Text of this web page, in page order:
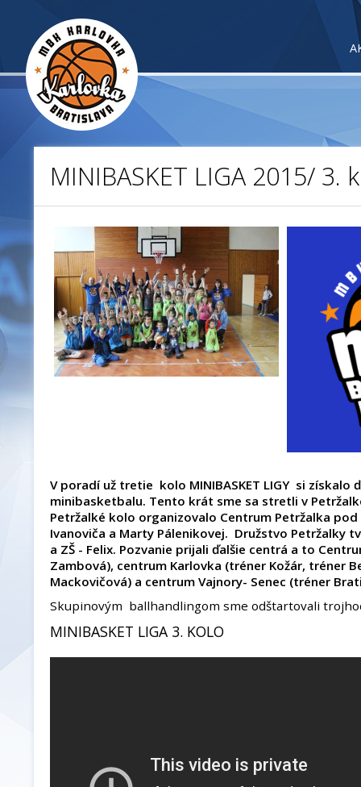
MINIBASKET LIGA 2015/ 3.
V poradí už tretie kolo MINIBASKET LIGY si získalo
minibasketbalu. Tento krát sme sa stretli v
Petržalké kolo organizovalo Centrum Petržalka
Ivanoviča a Marty Pálenikovej. Družstvo Petržalky
a ZŠ - Felix. Pozvanie prijali ďalšie centrá a to
Zambová), centrum Karlovka (tréner Kožár, tréner
Mackovičová) a centrum Vajnory- Senec (tréner
Skupinovým ballhandlingom sme odštartovali
MINIBASKET LIGA 3. KOLO